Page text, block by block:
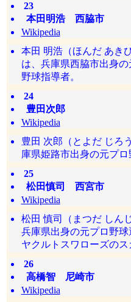
23
本田明浩 西脇市
Wikipedia
本田 明浩（ほんだ あき
は、兵庫県西脇市出身の
野球指導者。
24
豊田次郎
Wikipedia
豊田 次郎（とよだ じろ
庫県姫路市出身の元プロ
25
松田慎司 西宮市
Wikipedia
松田 慎司（まつだ しん
兵庫県出身の元プロ野
ヤクルトスワローズのス
26
高橋智 尼崎市
Wikipedia